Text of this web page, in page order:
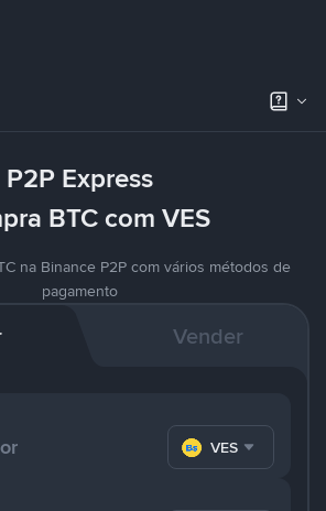
P2P Express
BTC com VES
na Binance P2P com vários métodos de
pagamento
Vender
VES